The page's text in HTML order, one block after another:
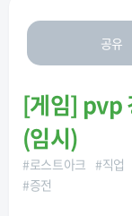
공유
[게임] pvp
(임시)
#로스트아크 #직업
#증전